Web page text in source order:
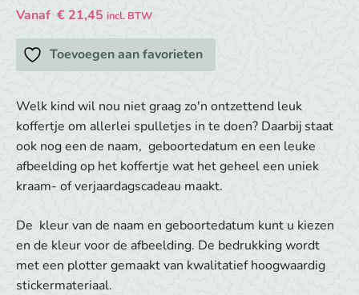
Vanaf € 21,45 incl. BTW
Toevoegen aan favorieten
Welk kind wil nou niet graag zo'n ontzettend leuk
koffertje om allerlei spulletjes in te doen? Daarbij staat
ook nog een de naam, geboortedatum en een leuke
afbeelding op het koffertje wat het geheel een uniek
kraam- of verjaardagscadeau maakt.
De kleur van de naam en geboortedatum kunt u kiezen
en de kleur voor de afbeelding. De bedrukking wordt
met een plotter gemaakt van kwalitatief hoogwaardig
stickermateriaal.